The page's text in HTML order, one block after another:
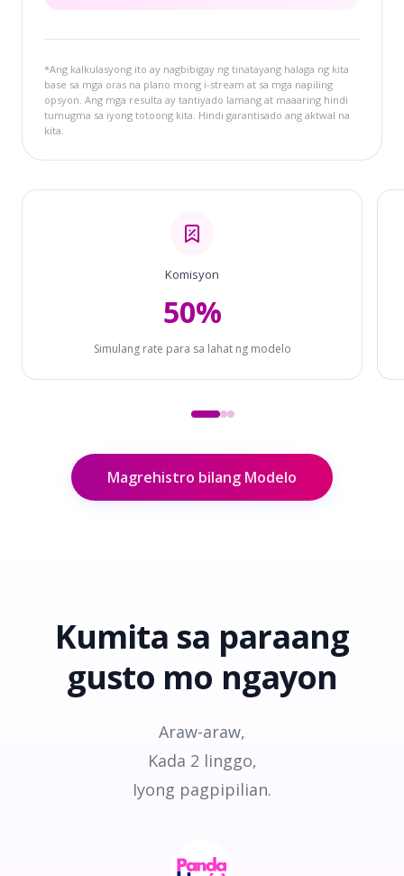
*Ang kalkulasyong ito ay nagbibigay ng tinatayang halaga ng kita
base sa mga oras na plano mong i-stream at sa mga napiling
opsyon. Ang mga resulta ay tantiyado lamang at maaaring hindi
tumugma sa iyong totoong kita. Hindi garantisado ang aktwal na
kita.
Komisyon
50%
Simulang rate para sa lahat ng modelo
Magrehistro bilang Modelo
Kumita sa paraang
gusto mo ngayon
Araw-araw,
Kada 2 linggo,
Iyong pagpipilian.